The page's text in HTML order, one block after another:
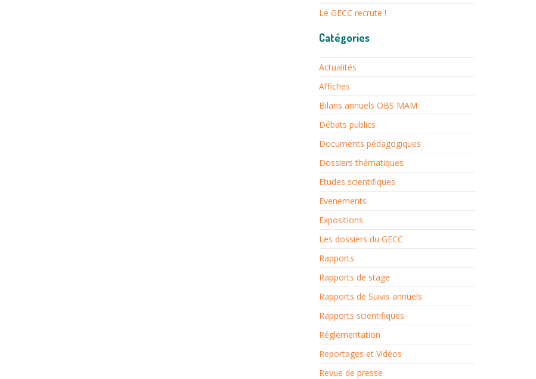
Le GECC recrute !
Catégories
Actualités
Affiches
Bilans annuels OBS MAM
Débats publics
Documents pédagogiques
Dossiers thématiques
Etudes scientifiques
Evenements
Expositions
Les dossiers du GECC
Rapports
Rapports de stage
Rapports de Suivis annuels
Rapports scientifiques
Réglementation
Reportages et Vidéos
Revue de presse